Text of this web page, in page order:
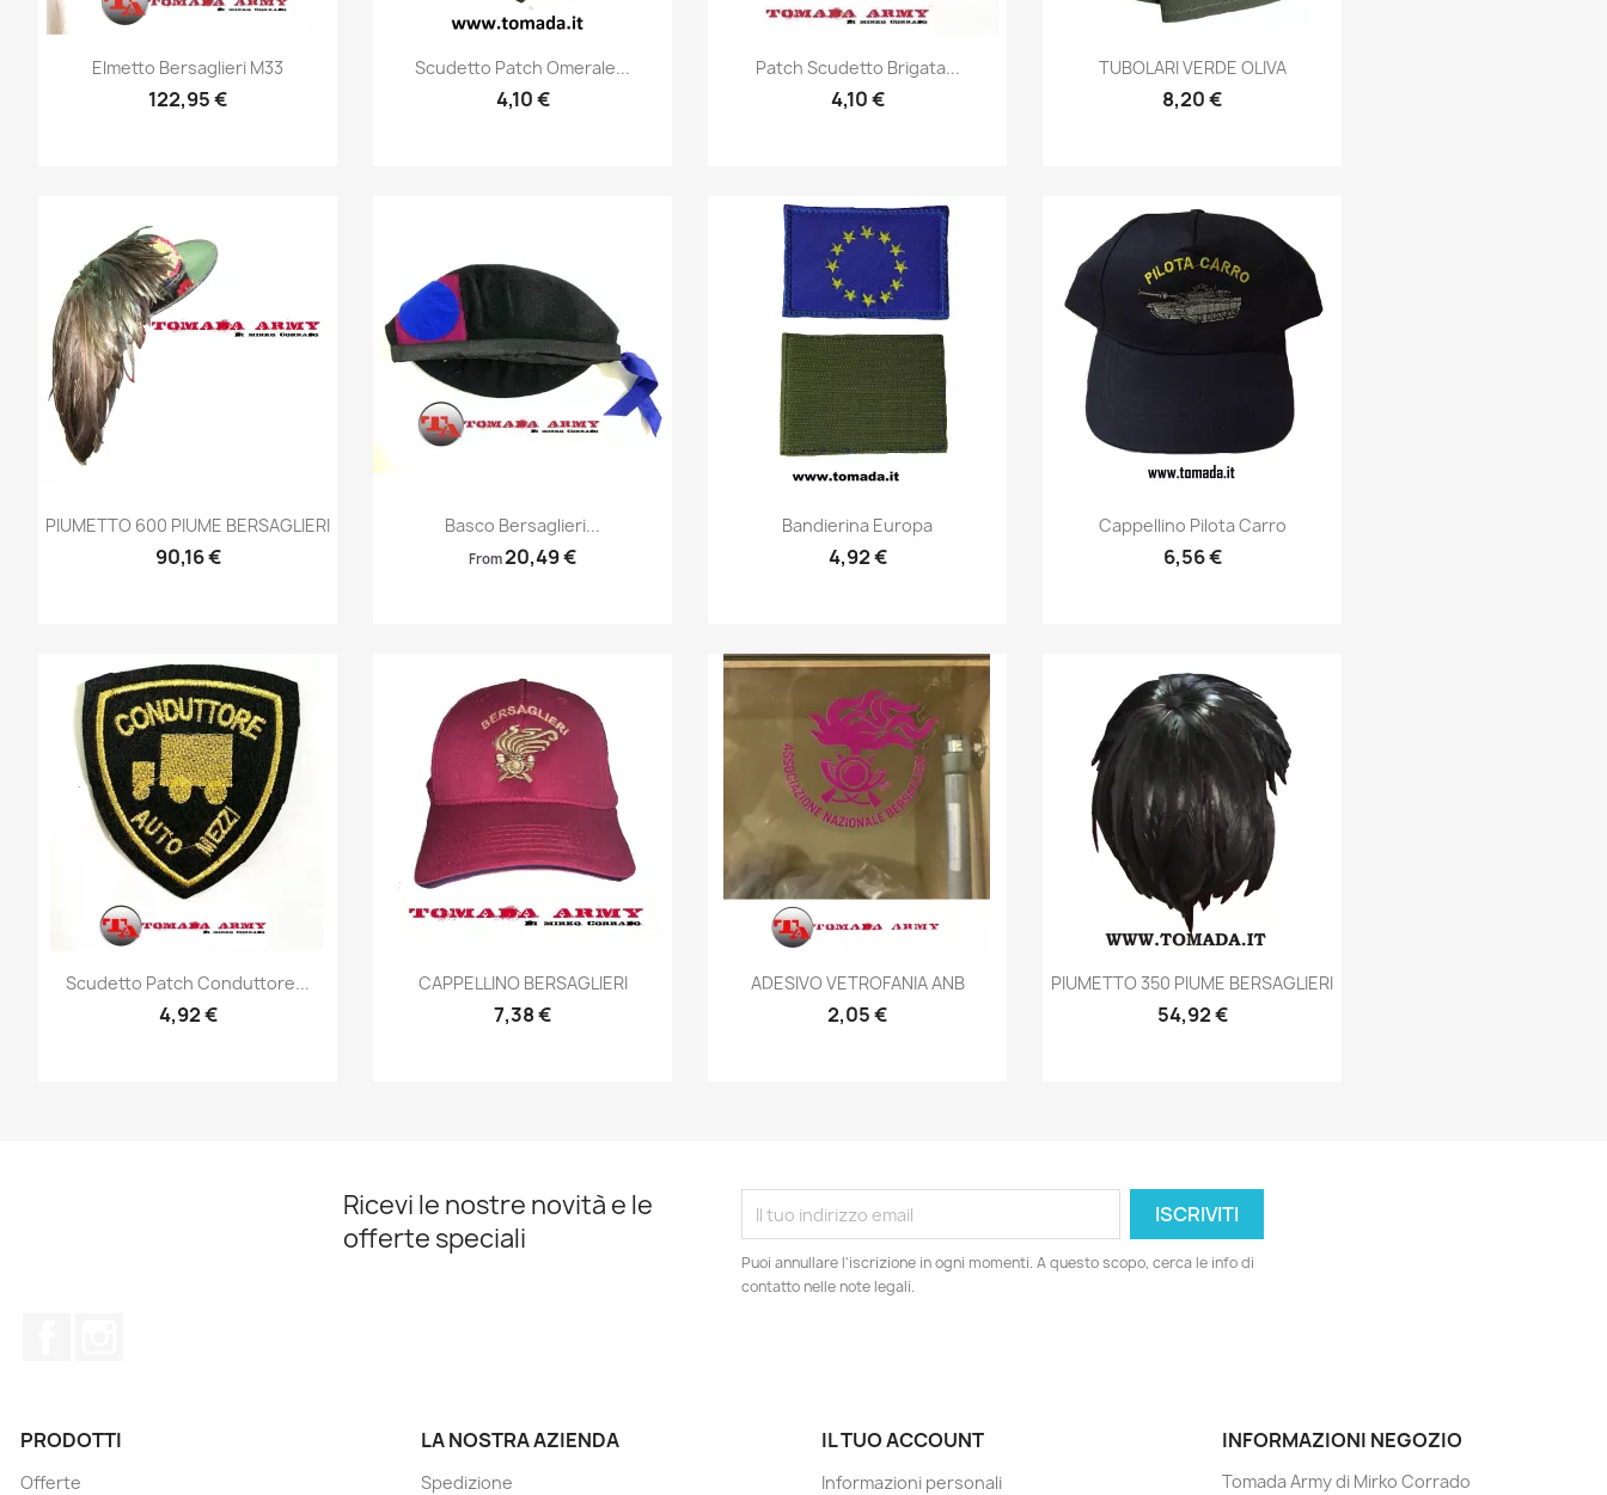
Anteprima
Elmetto Bersaglieri M33
122,95 €
Anteprima
Scudetto Patch Omerale...
4,10 €
Anteprima
Patch Scudetto Brigata...
4,10 €
Anteprima
TUBOLARI VERDE OLIVA
8,20 €
Anteprima
PIUMETTO 600 PIUME BERSAGLIERI
90,16 €
Anteprima
Basco Bersaglieri...
From20,49 €
Anteprima
Bandierina Europa
4,92 €
Anteprima
Cappellino Pilota Carro
6,56 €
Anteprima
Scudetto Patch Conduttore...
4,92 €
Anteprima
CAPPELLINO BERSAGLIERI
7,38 €
Anteprima
ADESIVO VETROFANIA ANB
2,05 €
Anteprima
PIUMETTO 350 PIUME BERSAGLIERI
54,92 €
Ricevi le nostre novità e le
offerte speciali
Puoi annullare l'iscrizione in ogni momenti. A questo scopo, cerca le info di
contatto nelle note legali.
PRODOTTI
Offerte
LA NOSTRA AZIENDA
Spedizione
IL TUO ACCOUNT
Informazioni personali
INFORMAZIONI NEGOZIO
Tomada Army di Mirko Corrado